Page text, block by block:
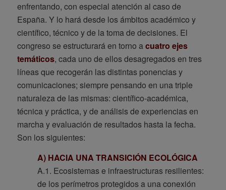
enfrentando, con especial atención al caso de
España. Y lo hará desde los ámbitos académico y
científico, técnico y de la toma de decisiones. El
congreso se estructurará en torno acuatro ejes
temáticos, cada uno de ellos desagregados en tres
líneas que recogerán las distintas ponencias y
comunicaciones; siempre pensando en una triple
naturaleza de las mismas: científico-académica,
técnica y práctica, y de análisis de experiencias en
marcha y evaluación de resultados hasta la fecha.
Son los siguientes:
A) HACIA UNA TRANSICIÓN ECOLÓGICA
A.1. Ecosistemas e infraestructuras resilientes:
de los perímetros protegidos a una conexión